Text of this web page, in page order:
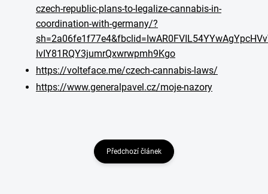
czech-republic-plans-to-legalize-cannabis-in-
coordination-with-germany/?
IvIY81RQY3jumrQxwrwpmh9Kgo
https://volteface.me/czech-cannabis-laws/
https://www.generalpavel.cz/moje-nazory
Předchozí článek